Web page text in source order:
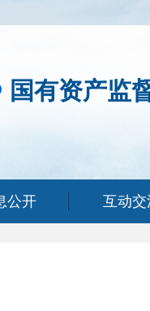
国有资产监
公开 互动交